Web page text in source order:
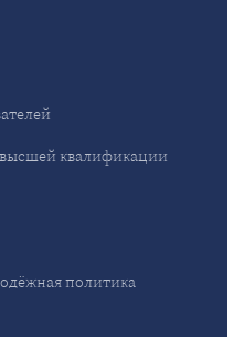
высшей квалификации
политика